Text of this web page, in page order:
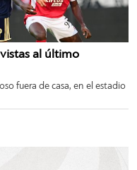
al último
fuera de casa, en el estadio